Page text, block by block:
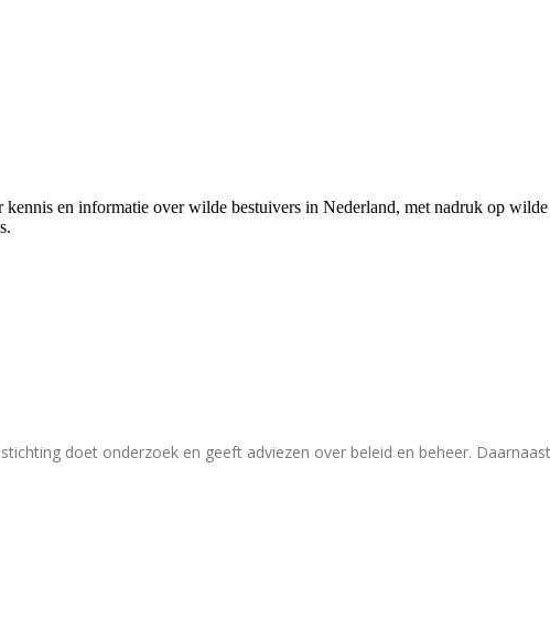
en informatie over wilde bestuivers in Nederland, met nadruk op
doet onderzoek en geeft adviezen over beleid en beheer.